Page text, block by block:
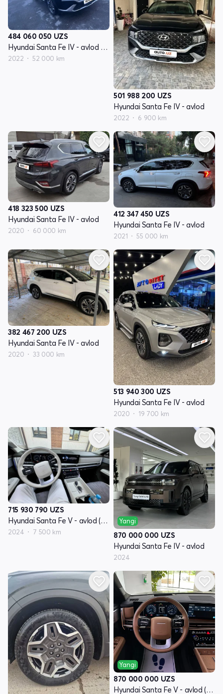
484 060 050 UZS
Hyundai Santa Fe IV - avlod restyling
2022 52 000 km
501 988 200 UZS
Hyundai Santa Fe IV - avlod
2022 6 900 km
418 323 500 UZS
Hyundai Santa Fe IV - avlod
2020 60 000 km
412 347 450 UZS
Hyundai Santa Fe IV - avlod
2021 55 000 km
382 467 200 UZS
Hyundai Santa Fe IV - avlod
2020 33 000 km
513 940 300 UZS
Hyundai Santa Fe IV - avlod
2020 19 700 km
715 930 790 UZS
Hyundai Santa Fe V - avlod (MX5)
2024 7 500 km
Yangi
870 000 000 UZS
Hyundai Santa Fe IV - avlod
2024
Yangi
870 000 000 UZS
Hyundai Santa Fe V - avlod (MX5)